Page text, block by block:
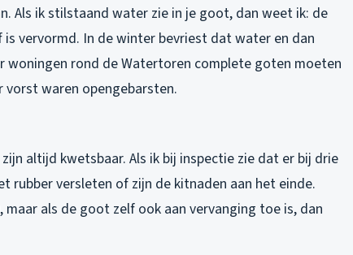
Als ik stilstaand water zie in je goot, dan weet ik: de
vervormd. In de winter bevriest dat water en dan
woningen rond de Watertoren complete goten moeten
waren opengebarsten.
altijd kwetsbaar. Als ik bij inspectie zie dat er bij drie
rubber versleten of zijn de kitnaden aan het einde.
als de goot zelf ook aan vervanging toe is, dan